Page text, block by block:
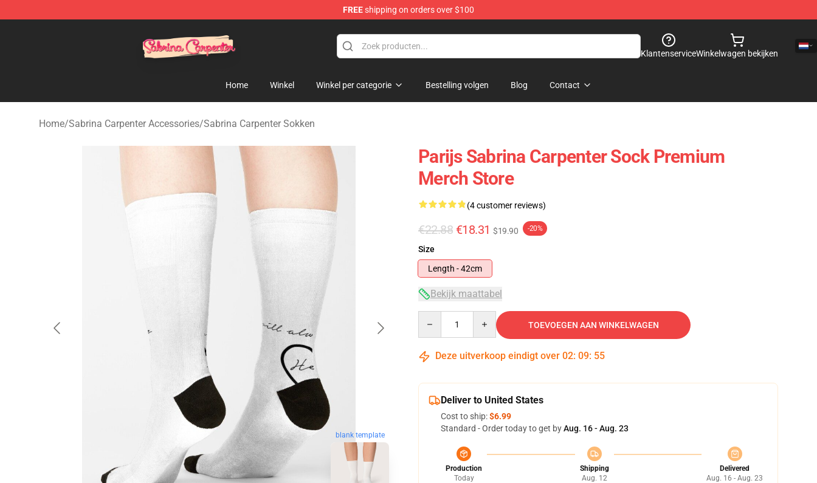
FREEshipping on orders over $100
KlantenserviceWinkelwagen bekijken
Home Winkel Winkel per categorie Bestelling volgen Blog Contact
Home/Sabrina Carpenter Accessories/Sabrina Carpenter Sokken
blank template
Parijs Sabrina Carpenter Sock Premium
Merch Store
(4 customer reviews)
€22.88 €18.31 $19.90 -20%
Size
Length - 42cm
Bekijk maattabel
TOEVOEGEN AAN WINKELWAGEN
Deze uitverkoop eindigt over 02: 09: 54
Deliver to United States
Cost to ship:$6.99
Standard - Order today to get byAug. 16 - Aug. 23
Production
Today
Shipping
Aug. 12
Delivered
Aug. 16 - Aug. 23